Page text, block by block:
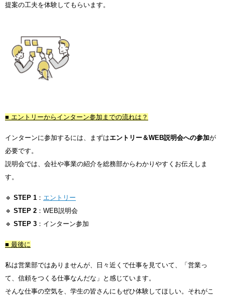
提案の工夫を体験してもらいます。
■ エントリーからインターン参加までの流れは？
インターンに参加するには、まずはエントリー＆WEB説明会への参加が
必要です。
説明会では、会社や事業の紹介を総務部からわかりやすくお伝えしま
す。
🔹 STEP 1 ： エントリー
🔹 STEP 2 ：WEB説明会
🔹 STEP 3 ：インターン参加
■ 最後に
私は営業部ではありませんが、日々近くで仕事を見ていて、「営業っ
て、信頼をつくる仕事なんだな」と感じています。
そんな仕事の空気を、学生の皆さんにもぜひ体験してほしい。それがこ